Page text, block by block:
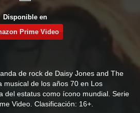
Disponible en
Prime Video
de rock de Daisy Jones and The
musical de los años 70 en Los
del estatus como ícono mundial. Serie
Video. Clasificación: 16+.